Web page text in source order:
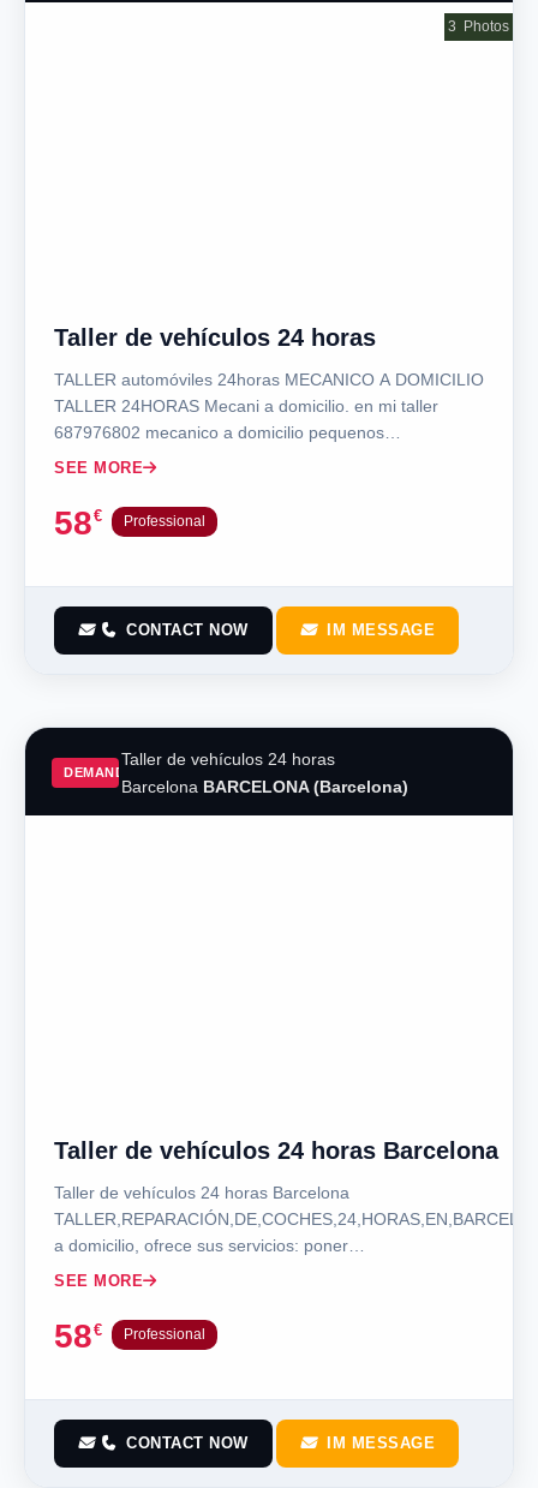
Taller de vehículos 24 horas
TALLER automóviles 24horas MECANICO A DOMICILIO
TALLER 24HORAS Mecani a domicilio. en mi taller
687976802 mecanico a domicilio pequenos…
SEE MORE
58€ Professional
3 Photos
CONTACT NOW IM MESSAGE
DEMAND
Taller de vehículos 24 horas
Barcelona BARCELONA (Barcelona)
Taller de vehículos 24 horas Barcelona
Taller de vehículos 24 horas Barcelona
a domicilio, ofrece sus servicios: poner…
SEE MORE
58€ Professional
CONTACT NOW IM MESSAGE